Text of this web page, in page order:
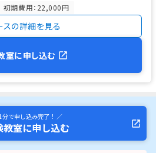
初期費用：22,000円
スの詳細を見る
室に申し込む
分で申し込み完了！ ／
教室に申し込む